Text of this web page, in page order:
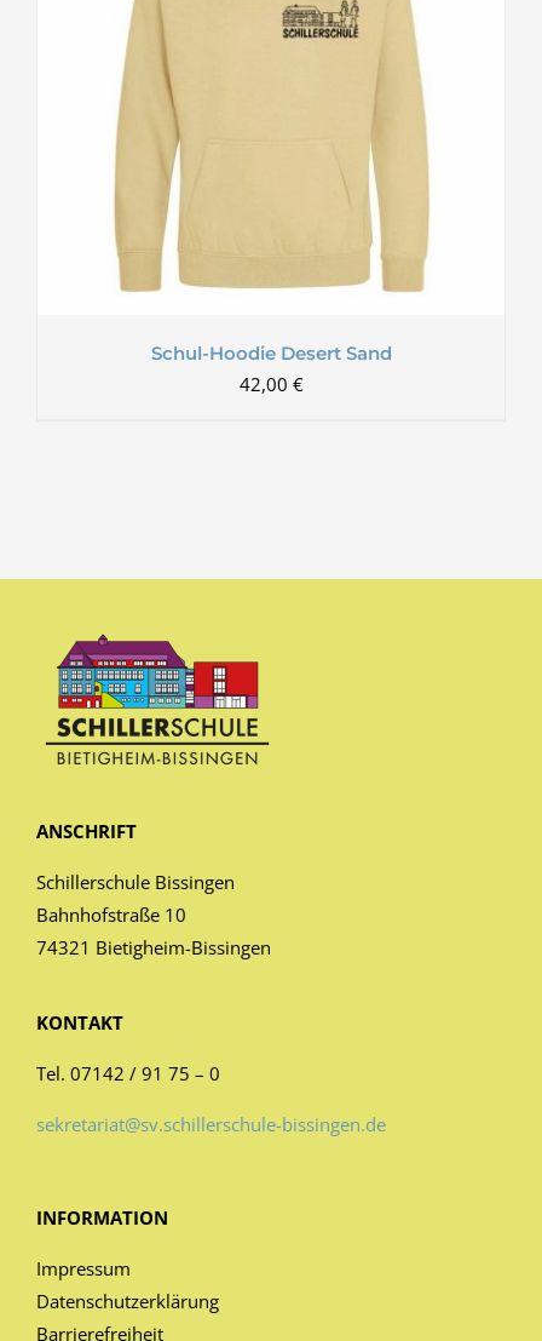
Schul-Hoodie Desert Sand
42,00 €
ANSCHRIFT
Schillerschule Bissingen
Bahnhofstraße 10
74321 Bietigheim-Bissingen
KONTAKT
Tel. 07142 / 91 75 – 0
sekretariat@sv.schillerschule-bissingen.de
INFORMATION
Impressum
Datenschutzerklärung
Barrierefreiheit